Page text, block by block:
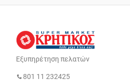
Εξυπηρέτηση πελατών
801 11 232425